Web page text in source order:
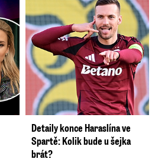
Detaily konce Haraslína ve
Spartě: Kolik bude u šejka
brát?